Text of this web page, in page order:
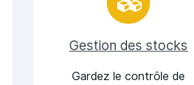
Gestion des stocks
Gardez le contrôle de